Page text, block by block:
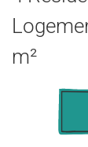
m²